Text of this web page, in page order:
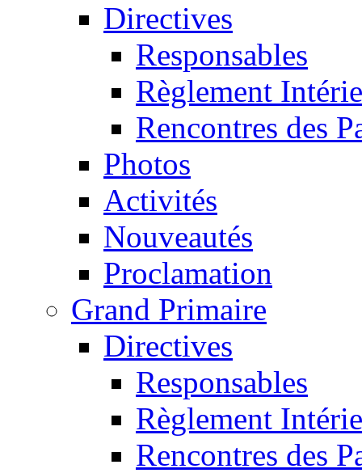
Directives
Responsables
Règlement
Rencontres des
Photos
Activités
Nouveautés
Proclamation
Grand Primaire
Directives
Responsables
Règlement
Rencontres des